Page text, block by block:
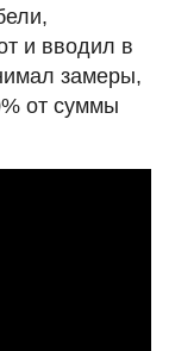
и вводил в
замеры,
от суммы